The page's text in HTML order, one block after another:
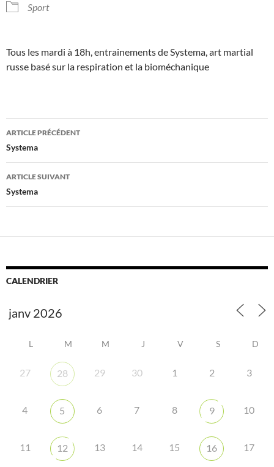
Sport
Tous les mardi à 18h, entrainements de Systema, art martial
russe basé sur la respiration et la bioméchanique
Navigation
des
articles
ARTICLE PRÉCÉDENT
Systema
ARTICLE SUIVANT
Systema
CALENDRIER
L M M J V S D
27 28 29 30 1 2 3
4 5 6 7 8 9 10
11 12 13 14 15 16 17